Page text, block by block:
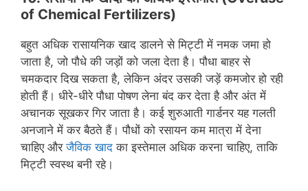
of Chemical Fertilizers)
बहुत अधिक रासायनिक खाद डालने से मिट्टी में नमक जमा हो
जाता है, जो पौधे की जड़ों को जला देता है। पौधा बाहर से
चमकदार दिख सकता है, लेकिन अंदर उसकी जड़ें कमजोर हो रही
होती हैं। धीरे-धीरे पौधा पोषण लेना बंद कर देता है और अंत में
अचानक सूखकर गिर जाता है। कई शुरुआती गार्डनर यह गलती
अनजाने में कर बैठते हैं। पौधों को रसायन कम मात्रा में देना
चाहिए औरजैविक खाद का इस्तेमाल अधिक करना चाहिए, ताकि
मिट्टी स्वस्थ बनी रहे।